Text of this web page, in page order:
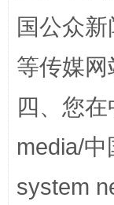
“蜀中异
国公众
等传媒
四、您
media/
system